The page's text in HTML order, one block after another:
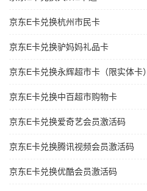
京东E卡兑换杭州市民卡
京东E卡兑换驴妈妈礼品卡
京东E卡兑换永辉超市卡（限实体卡）
京东E卡兑换中百超市购物卡
京东E卡兑换爱奇艺会员激活码
京东E卡兑换腾讯视频会员激活码
京东E卡兑换优酷会员激活码